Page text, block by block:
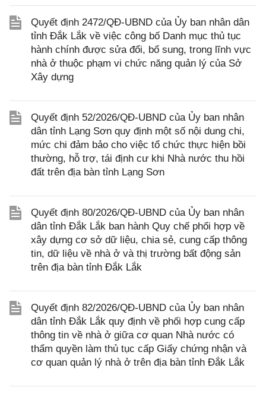
Quyết định 2472/QĐ-UBND của Ủy ban nhân dân
tỉnh Đắk Lắk về việc công bố Danh mục thủ tục
hành chính được sửa đổi, bổ sung, trong lĩnh vực
nhà ở thuộc phạm vi chức năng quản lý của Sở
Xây dựng
Quyết định 52/2026/QĐ-UBND của Ủy ban nhân
dân tỉnh Lạng Sơn quy định một số nội dung chi,
mức chi đảm bảo cho việc tổ chức thực hiện bồi
thường, hỗ trợ, tái định cư khi Nhà nước thu hồi
đất trên địa bàn tỉnh Lạng Sơn
Quyết định 80/2026/QĐ-UBND của Ủy ban nhân
dân tỉnh Đắk Lắk ban hành Quy chế phối hợp về
xây dựng cơ sở dữ liệu, chia sẻ, cung cấp thông
tin, dữ liệu về nhà ở và thị trường bất động sản
trên địa bàn tỉnh Đắk Lắk
Quyết định 82/2026/QĐ-UBND của Ủy ban nhân
dân tỉnh Đắk Lắk quy định về phối hợp cung cấp
thông tin về nhà ở giữa cơ quan Nhà nước có
thẩm quyền làm thủ tục cấp Giấy chứng nhận và
cơ quan quản lý nhà ở trên địa bàn tỉnh Đắk Lắk